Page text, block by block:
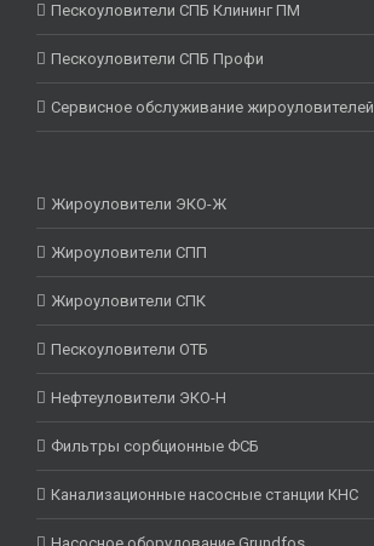
Пескоуловители СПБ Клининг ПМ
Пескоуловители СПБ Профи
Сервисное обслуживание жироуловителей
Жироуловители ЭКО-Ж
Жироуловители СПП
Жироуловители СПК
Пескоуловители ОТБ
Нефтеуловители ЭКО-Н
Фильтры сорбционные ФСБ
Канализационные насосные станции КНС